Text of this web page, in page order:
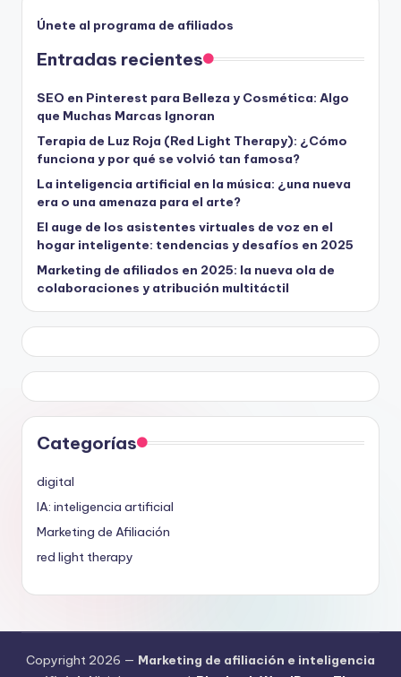
Únete al programa de afiliados
Entradas recientes
SEO en Pinterest para Belleza y Cosmética: Algo
que Muchas Marcas Ignoran
Terapia de Luz Roja (Red Light Therapy): ¿Cómo
funciona y por qué se volvió tan famosa?
La inteligencia artificial en la música: ¿una nueva
era o una amenaza para el arte?
El auge de los asistentes virtuales de voz en el
hogar inteligente: tendencias y desafíos en 2025
Marketing de afiliados en 2025: la nueva ola de
colaboraciones y atribución multitáctil
Categorías
digital
IA: inteligencia artificial
Marketing de Afiliación
red light therapy
Copyright 2026 — Marketing de afiliación e inteligencia